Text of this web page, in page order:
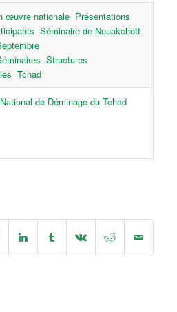
œuvre nationale Présentations
Séminaire de Nouakchott
Structures
Tchad
de Déminage du Tchad